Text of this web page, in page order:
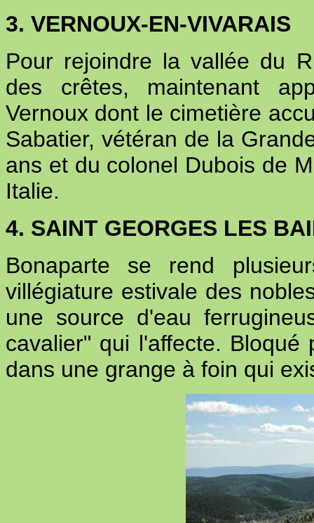
3. VERNOUX-EN-VIVARAIS
Pour rejoindre la vallée du
des crêtes, maintenant
Vernoux dont le cimetière
Sabatier, vétéran de la
ans et du colonel Dubois de
Italie.
4. SAINT GEORGES LES
Bonaparte se rend
villégiature estivale des
une source d'eau
cavalier" qui l'affecte.
dans une grange à foin qui